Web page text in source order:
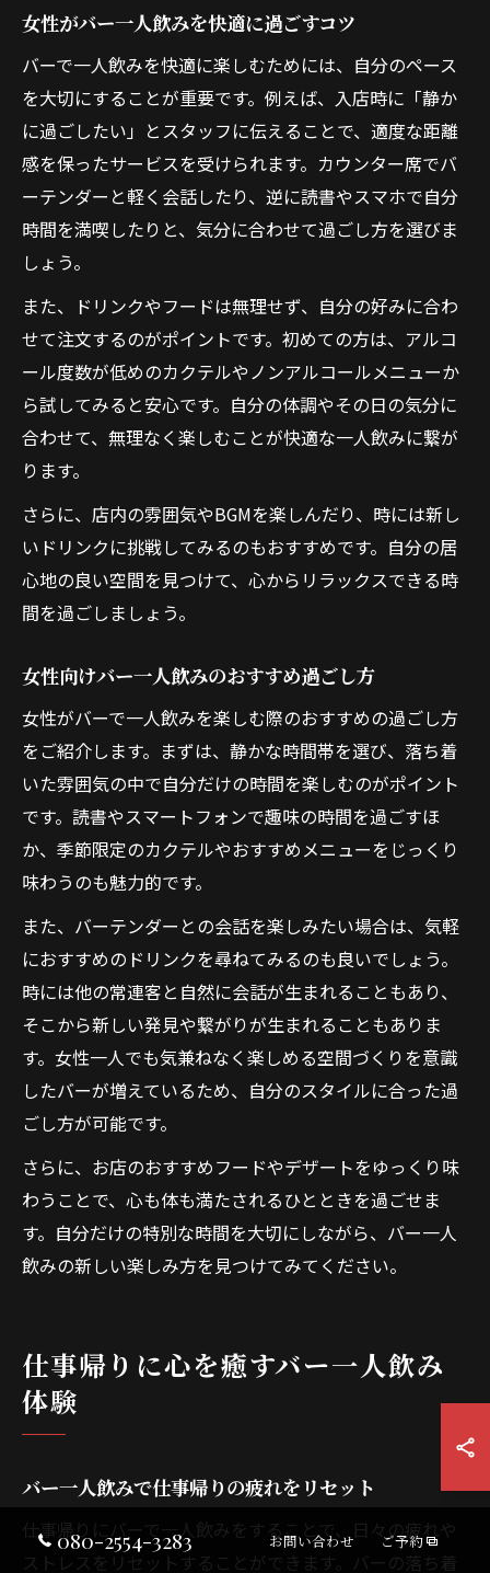
女性がバー一人飲みを快適に過ごすコツ
バーで一人飲みを快適に楽しむためには、自分のペース
を大切にすることが重要です。例えば、入店時に「静か
に過ごしたい」とスタッフに伝えることで、適度な距離
感を保ったサービスを受けられます。カウンター席でバ
ーテンダーと軽く会話したり、逆に読書やスマホで自分
時間を満喫したりと、気分に合わせて過ごし方を選びま
しょう。
また、ドリンクやフードは無理せず、自分の好みに合わ
せて注文するのがポイントです。初めての方は、アルコ
ール度数が低めのカクテルやノンアルコールメニューか
ら試してみると安心です。自分の体調やその日の気分に
合わせて、無理なく楽しむことが快適な一人飲みに繋が
ります。
さらに、店内の雰囲気やBGMを楽しんだり、時には新し
いドリンクに挑戦してみるのもおすすめです。自分の居
心地の良い空間を見つけて、心からリラックスできる時
間を過ごしましょう。
女性向けバー一人飲みのおすすめ過ごし方
女性がバーで一人飲みを楽しむ際のおすすめの過ごし方
をご紹介します。まずは、静かな時間帯を選び、落ち着
いた雰囲気の中で自分だけの時間を楽しむのがポイント
です。読書やスマートフォンで趣味の時間を過ごすほ
か、季節限定のカクテルやおすすめメニューをじっくり
味わうのも魅力的です。
また、バーテンダーとの会話を楽しみたい場合は、気軽
におすすめのドリンクを尋ねてみるのも良いでしょう。
時には他の常連客と自然に会話が生まれることもあり、
そこから新しい発見や繋がりが生まれることもありま
す。女性一人でも気兼ねなく楽しめる空間づくりを意識
したバーが増えているため、自分のスタイルに合った過
ごし方が可能です。
さらに、お店のおすすめフードやデザートをゆっくり味
わうことで、心も体も満たされるひとときを過ごせま
す。自分だけの特別な時間を大切にしながら、バー一人
飲みの新しい楽しみ方を見つけてみてください。
仕事帰りに心を癒すバー一人飲み
体験
バー一人飲みで仕事帰りの疲れをリセット
仕事帰りにバーで一人飲みをすることで、日々の疲れや
080-2554-3283 お問い合わせ ご予約